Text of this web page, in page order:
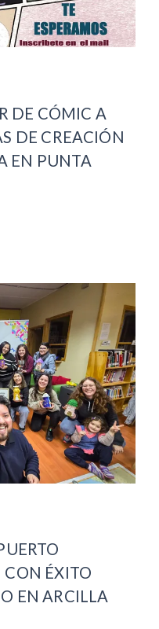
DE CÓMIC A
DE CREACIÓN
EN PUNTA
ÉXITO
EN ARCILLA